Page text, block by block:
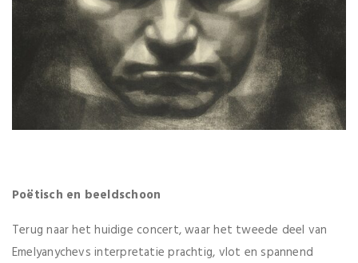
Poëtisch en beeldschoon
Terug naar het huidige concert, waar het tweede deel van
Emelyanychevs interpretatie prachtig, vlot en spannend